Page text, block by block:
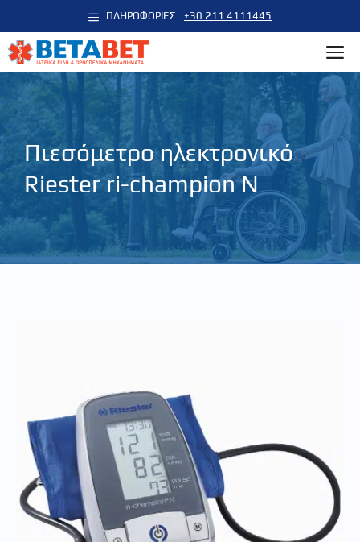
σε
περιεχόμενο
+30 211 4111445
ΠΛΗΡΟΦΟΡΙΕΣ
Πιεσόμετρο ηλεκτρονικό
Riester ri-champion N